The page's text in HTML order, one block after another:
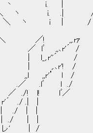
丶 i. |
i. .|
ヽ i | /
,,.rｧ
r'´ /
/
,,r'’ l /
＿＿＿ .
lﾞ／ _,,.r
r'´ ./ .| |
| ./ | | ／| .|
| |／
| / .| ./ ./